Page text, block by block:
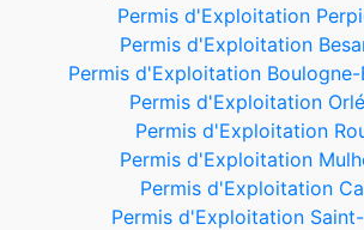
Permis d'Exploitation
Permis d'Exploitation
Permis d'Exploitation
Permis d'Exploitation
Permis d'Exploitation
Permis d'Exploitation
Permis d'Exploitation
Permis d'Exploitation